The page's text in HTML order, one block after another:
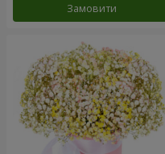
Замовити